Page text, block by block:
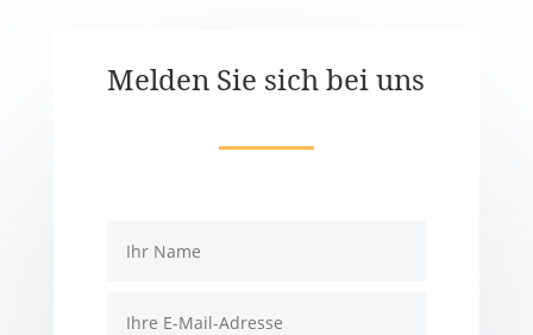
Melden Sie sich bei uns